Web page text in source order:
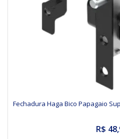
Fechadura Haga Bico Papagaio
R$